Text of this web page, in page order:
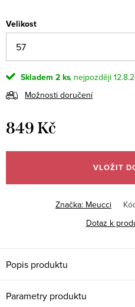
Velikost
Skladem 2 ks
Možnosti doručení
849 Kč
cena:
VLOŽIT
Značka: Meucci
Dotaz k
Popis produktu
Parametry produktu